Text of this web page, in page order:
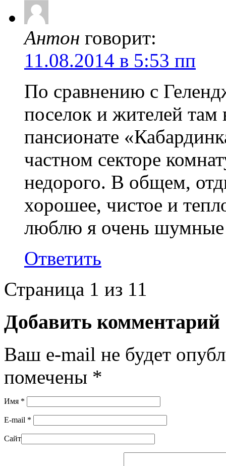
Антон говорит:
11.08.2014 в 5:53 пп
По сравнению с
поселок и жителей
пансионате
частном секторе
недорого. В общем,
хорошее, чистое и
люблю я очень шумные
Ответить
Страница 1 из 11
Добавить комментарий
Ваш e-mail не будет
помечены *
Имя *
E-mail *
Сайт